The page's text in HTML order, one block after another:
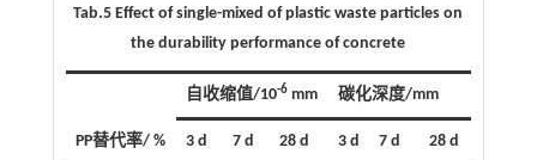
Tab.5 Effect of single-mixed of plastic waste particles on
the durability performance of concrete
PP替代率/ %
自收缩值/10-6mm 碳化深度/mm
3 d 7 d 28 d 3 d 7 d 28 d